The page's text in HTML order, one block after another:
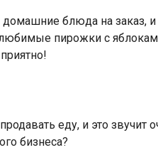
домашние блюда на
пирожки с
еду, и это
бизнеса?